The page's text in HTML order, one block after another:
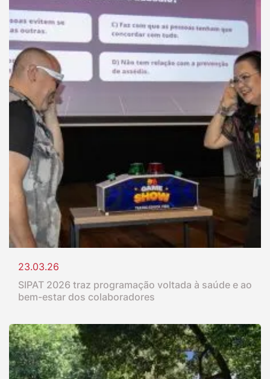
23.03.26
SIPAT 2026 traz programação voltada à saúde e ao
bem-estar dos colaboradores